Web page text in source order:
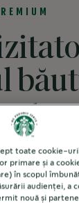
® în
toate cookie-
primare și a
în scopul
audienței, a
nouă și